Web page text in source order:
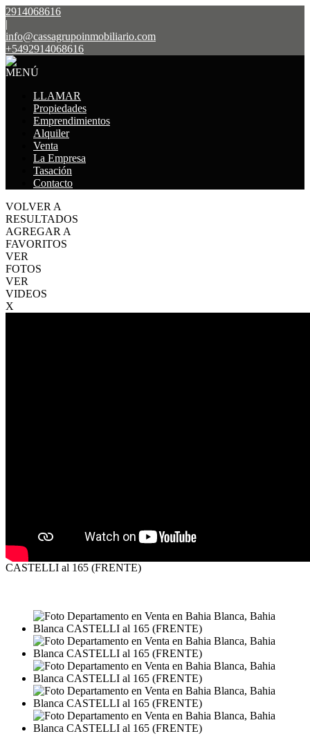
2914068616
|
info@cassagrupoinmobiliario.com
+5492914068616
MENÚ
LLAMAR
Propiedades
Emprendimientos
Alquiler
Venta
La Empresa
Tasación
Contacto
VOLVER A
RESULTADOS
AGREGAR A
FAVORITOS
VER
FOTOS
VER
VIDEOS
X
CASTELLI al 165 (FRENTE)